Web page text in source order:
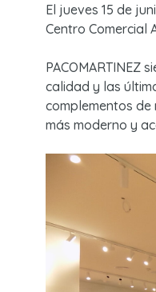
El jueves 15 de
Centro Comercial
calidad y las
complementos de
más moderno y